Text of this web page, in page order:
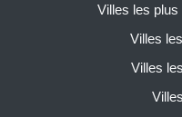
Villes les
Villes
Villes